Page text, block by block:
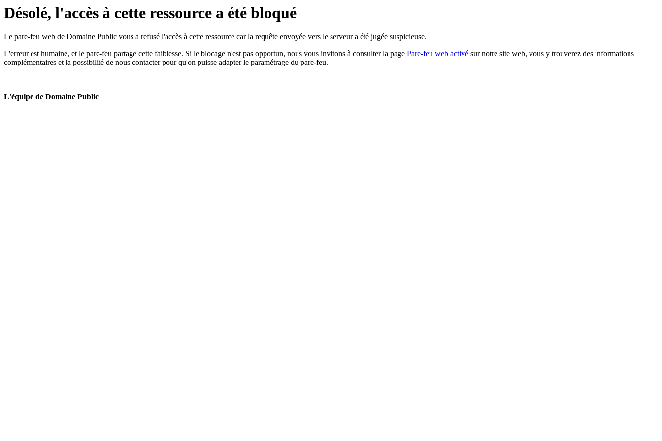
Désolé, l'accès à cette ressource a été bloqué
Le pare-feu web de Domaine Public vous a refusé l'accès à cette ressource car la requête envoyée vers le serveur a été jugée suspicieuse.
L'erreur est humaine, et le pare-feu partage cette faiblesse. Si le blocage n'est pas opportun, nous vous invitons à consulter la page Pare-feu web activé sur notre site web, vous y trouverez des informations
complémentaires et la possibilité de nous contacter pour qu'on puisse adapter le paramétrage du pare-feu.
L'équipe de Domaine Public